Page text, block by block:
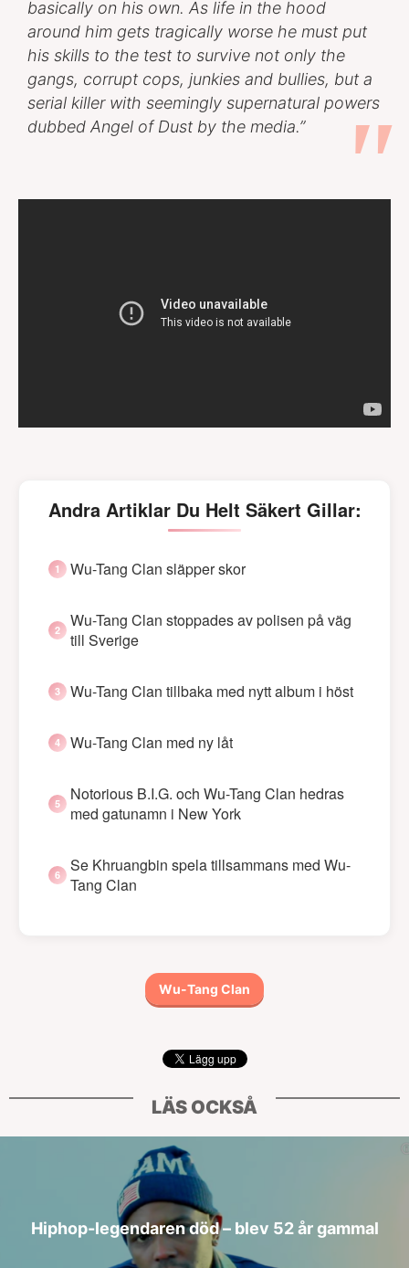
basically on his own. As life in the hood
around him gets tragically worse he must put
his skills to the test to survive not only the
gangs, corrupt cops, junkies and bullies, but a
serial killer with seemingly supernatural powers
dubbed Angel of Dust by the media.”
Andra Artiklar Du Helt Säkert Gillar:
Wu-Tang Clan släpper skor
Wu-Tang Clan stoppades av polisen på väg
till Sverige
Wu-Tang Clan tillbaka med nytt album i höst
Wu-Tang Clan med ny låt
Notorious B.I.G. och Wu-Tang Clan hedras
med gatunamn i New York
Se Khruangbin spela tillsammans med Wu-
Tang Clan
Wu-Tang Clan
LÄS OCKSÅ
Hiphop-legendaren död – blev 52 år gammal